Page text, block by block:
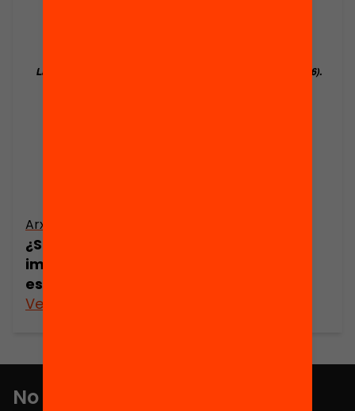
Arxiu
¿Socialización o contexto? La
implicación política subjetiva de los
españoles (1985-2006)
Veure’n més
No et perdis res